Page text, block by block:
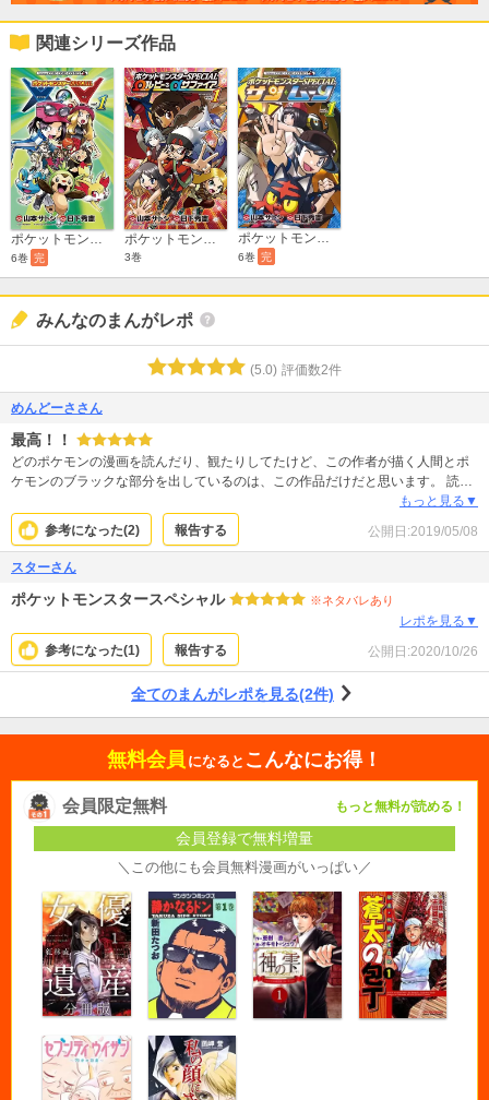
関連シリーズ作品
6巻 完 3巻
ポケットモンスターSPECIAL サン・ムーン
6巻 完
みんなのまんがレポ
(5.0) 評価数2件
めんどーささん
最高！！
どのポケモンの漫画を読んだり、観たりしてたけど、この作者が描く人間とポ
ケモンのブラックな部分を出しているのは、この作品だけだと思います。 読ん
もっと見る▼
参考になった(2) 報告する 公開日:2019/05/08
スターさん
ポケットモンスタースペシャル ※ネタバレあり
レポを見る▼
参考になった(1) 報告する 公開日:2020/10/26
全てのまんがレポを見る(2件)
無料会員 になると こんなにお得！
会員限定無料 もっと無料が読める！
会員登録で無料増量
＼この他にも会員無料漫画がいっぱい／